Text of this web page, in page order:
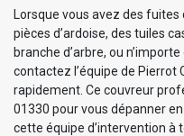
Lorsque vous avez des
pièces d’ardoise, des tuiles
branche d’arbre, ou
contactez l’équipe de Pierrot
rapidement. Ce couvreur
01330 pour vous dépanner
cette équipe d’intervention à